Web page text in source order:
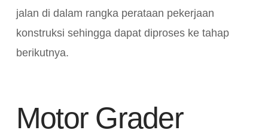
jalan di dalam rangka perataan pekerjaan
konstruksi sehingga dapat diproses ke tahap
berikutnya.
Motor Grader